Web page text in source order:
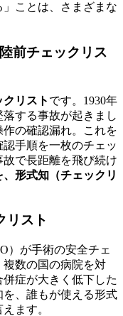
」ことは、さまざまな
前チェックリス
リスト です。1930年
する事故が起きまし
の確認漏れ。これを
手順を一枚のチェッ
で長距離を飛び続け
形式知（チェックリ
リスト
）が手術の安全チェ
複数の国の病院を対
症が大きく低下した
、誰もが使える形式
ます。